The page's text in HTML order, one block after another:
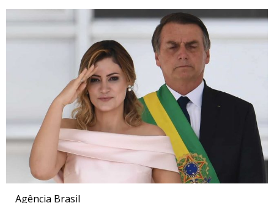
Agência Brasil